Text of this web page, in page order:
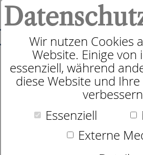
Zudecke
dormabell CL
Wir nutzen Cookies
Website. Einige von
essenziell, während
diese Website und
Essenziell
Externe